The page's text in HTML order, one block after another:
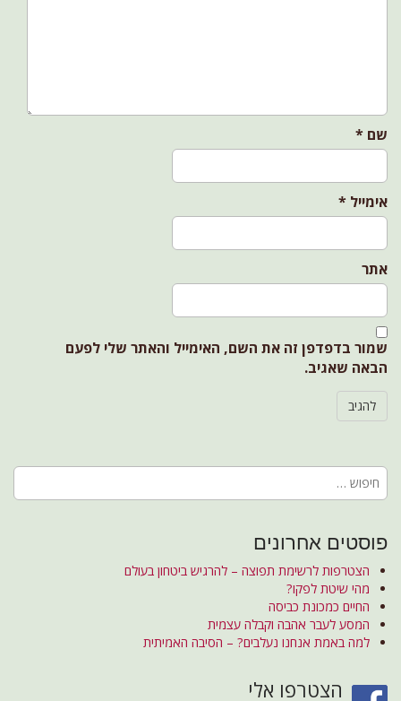
שם *
אימייל *
אתר
שמור בדפדפן זה את השם, האימייל והאתר שלי לפעם
הבאה שאגיב.
חיפוש:
פוסטים אחרונים
הצטרפות לרשימת תפוצה – להרגיש ביטחון בעולם
מהי שיטת לפקו?
החיים כמכונת כביסה
המסע לעבר אהבה וקבלה עצמית
למה באמת אנחנו נעלבים? – הסיבה האמיתית
הצטרפו אלי